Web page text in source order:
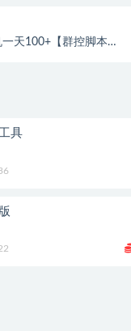
天100+【群控脚本
具